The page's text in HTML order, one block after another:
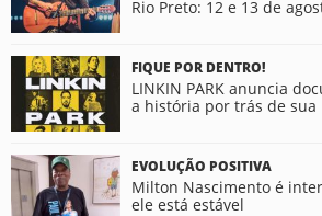
Rio Preto: 12 e 13 de
FIQUE POR DENTRO!
LINKIN PARK anuncia
a história por trás de sua
EVOLUÇÃO POSITIVA
Milton Nascimento é
ele está estável